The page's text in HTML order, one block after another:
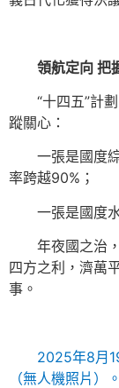
領航定向 把握
“十四五”計劃
蹤關心：
一張是國度綜
率跨越90%；
一張是國度水
年夜國之治，
四方之利，濟萬
事。
2025年8月19
（無人機照片